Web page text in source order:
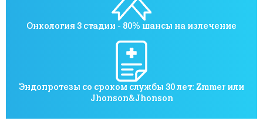
Онкология 3 стадии - 80% шансы на излечение
Эндопротезы со сроком службы 30 лет: Zmmer или
Jhonson&Jhonson